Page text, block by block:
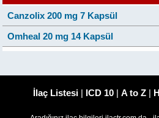
Canzolix 200 mg 7 Kapsül
Omheal 20 mg 14 Kapsül
İlaç Listesi | ICD 10 | A to Z |